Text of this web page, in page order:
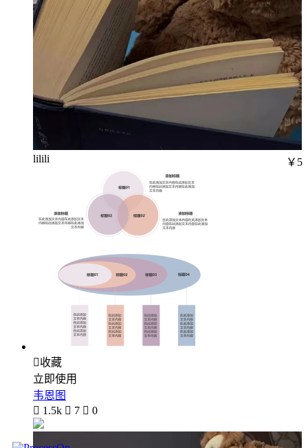
lilili ￥5
收藏
立即使用
韦恩图
 1.5k  7  0